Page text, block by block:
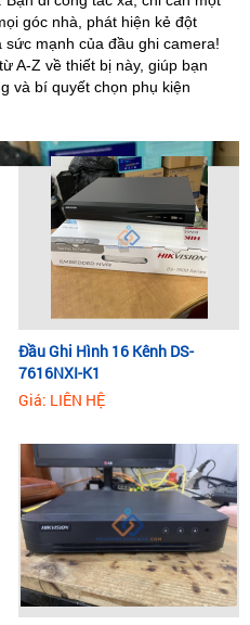
góc nhà, phát hiện kẻ đột
mạnh của đầu ghi camera!
A-Z về thiết bị này, giúp bạn
và bí quyết chọn phụ kiện
Đầu Ghi Hình 16 Kênh DS-
7616NXI-K1
Giá: LIÊN HỆ